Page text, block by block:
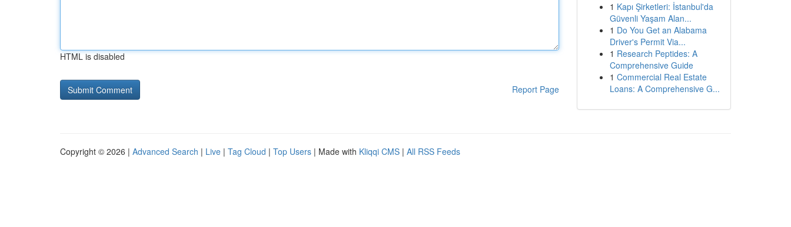
HTML is disabled
Report Page
1 Kapı Şirketleri: İstanbul'da
Güvenli Yaşam Alan...
1 Do You Get an Alabama
Driver's Permit Via...
1 Research Peptides: A
Comprehensive Guide
1 Commercial Real Estate
Loans: A Comprehensive G...
Copyright © 2026 | Advanced Search | Live | Tag Cloud | Top Users | Made with Kliqqi CMS | All RSS Feeds